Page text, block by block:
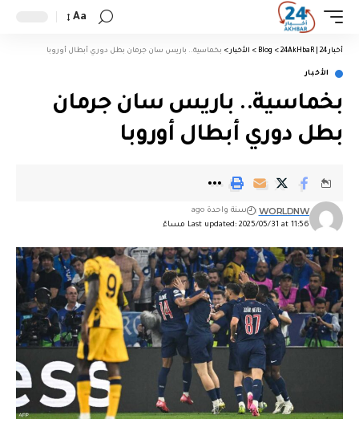
Aa
أخبار 24 | 24AkHbaR >
Blog
> الأخبار > بخماسية.. باريس سان جرمان بطل دوري أبطال أوروبا
الأخبار
بخماسية.. باريس سان جرمان
بطل دوري أبطال أوروبا
Last updated: 2025/05/31 at 11:56 مساءً
WORLDNW سنة واحدة ago